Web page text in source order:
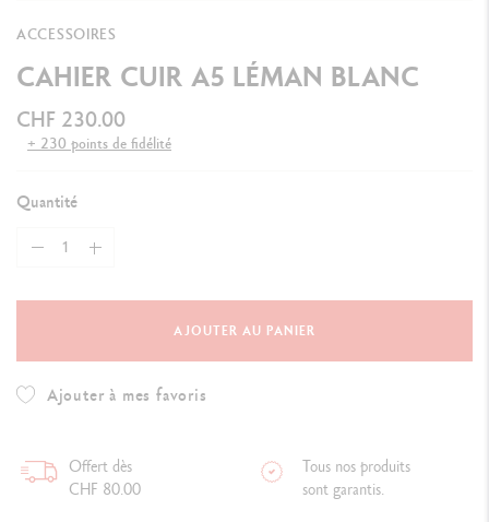
ACCESSOIRES
CAHIER CUIR A5 LÉMAN BLANC
CHF 230.00
+ 230 points de fidélité
Quantité
AJOUTER AU PANIER
Ajouter à mes favoris
Offert dès
CHF 80.00
Tous nos produits
sont garantis.